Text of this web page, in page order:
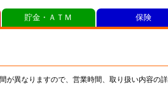
異なりますので、営業時間、取り扱い内容の
貯金・ＡＴＭ 保険